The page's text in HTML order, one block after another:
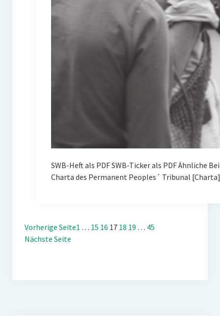
SWB-Heft als PDF SWB-Ticker als PDF Ähnliche
Charta des Permanent Peoples´ Tribunal
Vorherige Seite1 … 15 16 17 18 19 … 45
Nächste Seite